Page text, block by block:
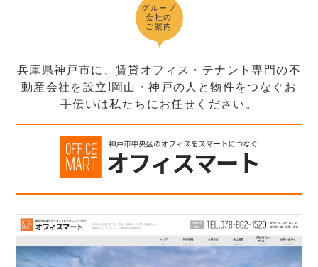
グループ
会社の
ご案内
兵庫県神戸市に、賃貸オフィス・テナント専門の不
動産会社を設立!岡山・神戸の人と物件をつなぐお
手伝いは私たちにお任せください。